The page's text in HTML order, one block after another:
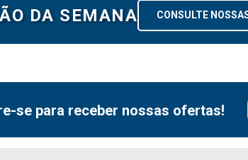
DA SEMANA CONSULTE
se para receber nossas ofertas!